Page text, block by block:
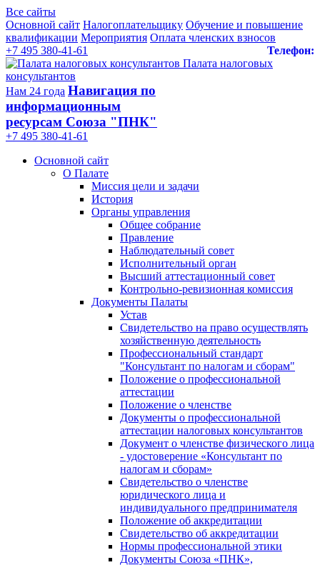
Все сайты
Основной сайт Налогоплательщику Обучение и повышение
квалификации Мероприятия Оплата членских взносов
Телефон:
+7 495 380-41-61
Палата налоговых
консультантов
Нам 24 года Навигация по
информационным
ресурсам Союза "ПНК"
+7 495 380‑41‑61
Основной сайт
О Палате
Миссия цели и задачи
История
Органы управления
Общее собрание
Правление
Наблюдательный совет
Исполнительный орган
Высший аттестационный совет
Контрольно-ревизионная комиссия
Документы Палаты
Устав
Свидетельство на право осуществлять
хозяйственную деятельность
Профессиональный стандарт
"Консультант по налогам и сборам"
Положение о профессиональной
аттестации
Положение о членстве
Документы о профессиональной
аттестации налоговых консультантов
Документ о членстве физического лица
- удостоверение «Консультант по
налогам и сборам»
Свидетельство о членстве
юридического лица и
индивидуального предпринимателя
Положение об аккредитации
Свидетельство об аккредитации
Нормы профессиональной этики
Документы Союза «ПНК»,